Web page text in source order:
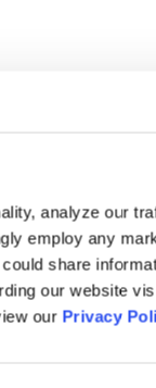
analyze our
employ any
share
our website
our Privacy